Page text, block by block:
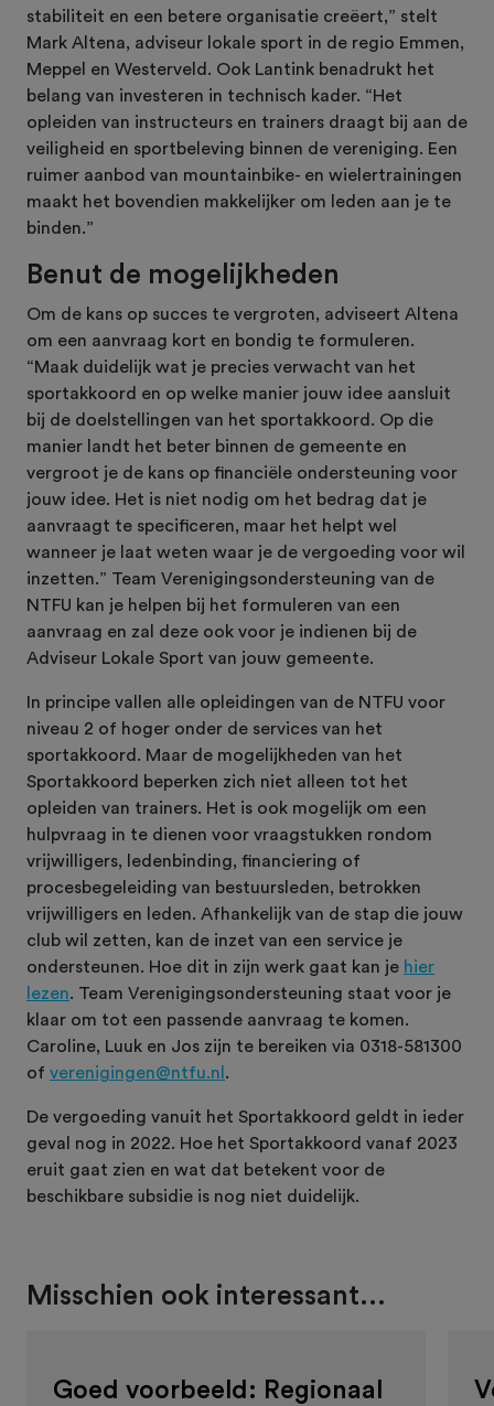
stabiliteit en een betere organisatie creëert,” stelt
Mark Altena, adviseur lokale sport in de regio Emmen,
Meppel en Westerveld. Ook Lantink benadrukt het
belang van investeren in technisch kader. “Het
opleiden van instructeurs en trainers draagt bij aan de
veiligheid en sportbeleving binnen de vereniging. Een
ruimer aanbod van mountainbike- en wielertrainingen
maakt het bovendien makkelijker om leden aan je te
binden.”
Benut de mogelijkheden
Om de kans op succes te vergroten, adviseert Altena
om een aanvraag kort en bondig te formuleren.
“Maak duidelijk wat je precies verwacht van het
sportakkoord en op welke manier jouw idee aansluit
bij de doelstellingen van het sportakkoord. Op die
manier landt het beter binnen de gemeente en
vergroot je de kans op financiële ondersteuning voor
jouw idee. Het is niet nodig om het bedrag dat je
aanvraagt te specificeren, maar het helpt wel
wanneer je laat weten waar je de vergoeding voor wil
inzetten.” Team Verenigingsondersteuning van de
NTFU kan je helpen bij het formuleren van een
aanvraag en zal deze ook voor je indienen bij de
Adviseur Lokale Sport van jouw gemeente.
In principe vallen alle opleidingen van de NTFU voor
niveau 2 of hoger onder de services van het
sportakkoord. Maar de mogelijkheden van het
Sportakkoord beperken zich niet alleen tot het
opleiden van trainers. Het is ook mogelijk om een
hulpvraag in te dienen voor vraagstukken rondom
vrijwilligers, ledenbinding, financiering of
procesbegeleiding van bestuursleden, betrokken
vrijwilligers en leden. Afhankelijk van de stap die jouw
club wil zetten, kan de inzet van een service je
ondersteunen. Hoe dit in zijn werk gaat kan je hier
lezen. Team Verenigingsondersteuning staat voor je
klaar om tot een passende aanvraag te komen.
Caroline, Luuk en Jos zijn te bereiken via 0318-581300
of verenigingen@ntfu.nl .
De vergoeding vanuit het Sportakkoord geldt in ieder
geval nog in 2022. Hoe het Sportakkoord vanaf 2023
eruit gaat zien en wat dat betekent voor de
beschikbare subsidie is nog niet duidelijk.
Misschien ook interessant...
Goed voorbeeld: Regionaal